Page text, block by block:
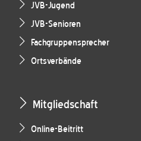
JVB-Jugend
JVB-Senioren
Fachgruppensprecher
Ortsverbände
Mitgliedschaft
Online-Beitritt